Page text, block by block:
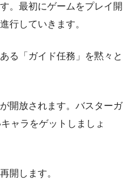
。最初にゲームをプレイ開
行していきます。
る「ガイド任務」を黙々と
開放されます。バスターガ
ャラをゲットしましょ
開します。